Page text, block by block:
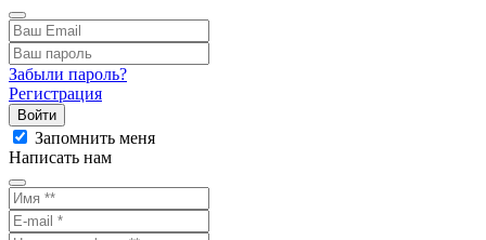
Забыли пароль?
Регистрация
Войти
Запомнить меня
Написать нам